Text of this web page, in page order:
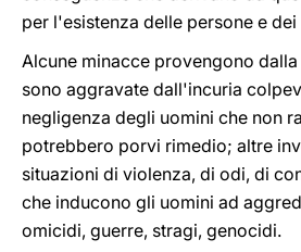
per l'esistenza delle persone e
Alcune minacce provengono dalla
sono aggravate dall'incuria
negligenza degli uomini che non
potrebbero porvi rimedio; altre
situazioni di violenza, di odi, di
che inducono gli uomini ad
omicidi, guerre, stragi, genocidi.